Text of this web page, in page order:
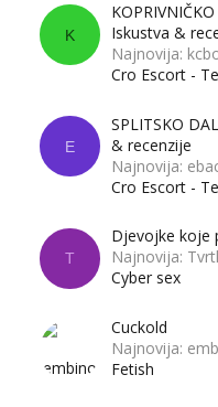
K
Iskustva &
Najnovija:
Cro Escort -
E
SPLITSKO
& recenzije
Najnovija:
Cro Escort -
T
Djevojke koje
Najnovija:
Cyber sex
Cuckold
Najnovija:
Fetish